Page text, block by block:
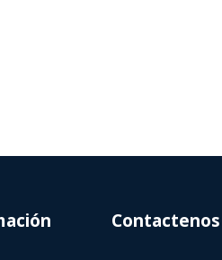
Contactenos